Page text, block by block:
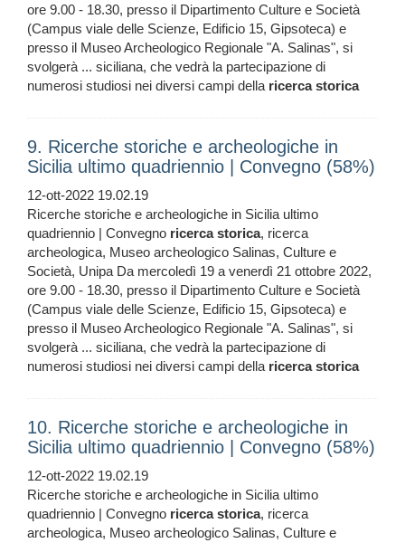
ore 9.00 - 18.30, presso il Dipartimento Culture e Società
(Campus viale delle Scienze, Edificio 15, Gipsoteca) e
presso il Museo Archeologico Regionale "A. Salinas", si
svolgerà ... siciliana, che vedrà la partecipazione di
numerosi studiosi nei diversi campi della ricerca storica
9. Ricerche storiche e archeologiche in
Sicilia ultimo quadriennio | Convegno (58%)
12-ott-2022 19.02.19
Ricerche storiche e archeologiche in Sicilia ultimo
quadriennio | Convegno ricerca storica, ricerca
archeologica, Museo archeologico Salinas, Culture e
Società, Unipa Da mercoledì 19 a venerdì 21 ottobre 2022,
ore 9.00 - 18.30, presso il Dipartimento Culture e Società
(Campus viale delle Scienze, Edificio 15, Gipsoteca) e
presso il Museo Archeologico Regionale "A. Salinas", si
svolgerà ... siciliana, che vedrà la partecipazione di
numerosi studiosi nei diversi campi della ricerca storica
10. Ricerche storiche e archeologiche in
Sicilia ultimo quadriennio | Convegno (58%)
12-ott-2022 19.02.19
Ricerche storiche e archeologiche in Sicilia ultimo
quadriennio | Convegno ricerca storica, ricerca
archeologica, Museo archeologico Salinas, Culture e